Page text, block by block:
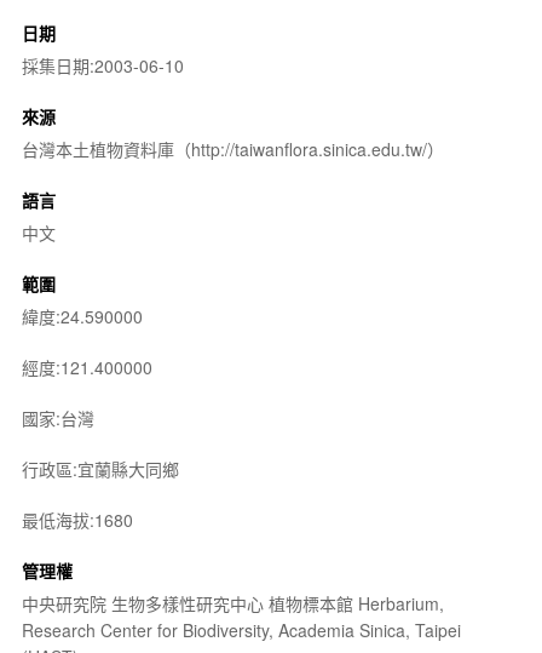
日期
採集日期:2003-06-10
來源
台灣本土植物資料庫（http://taiwanflora.sinica.edu.tw/）
語言
中文
範圍
緯度:24.590000
經度:121.400000
國家:台灣
行政區:宜蘭縣大同鄉
最低海拔:1680
管理權
中央研究院 生物多樣性研究中心 植物標本館 Herbarium,
Research Center for Biodiversity, Academia Sinica, Taipei